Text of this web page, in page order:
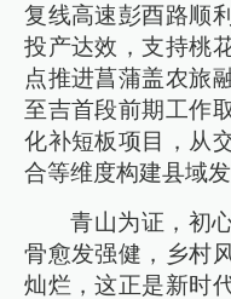
复线高速彭酉路顺
投产达效，支持桃
点推进菖蒲盖农旅
至吉首段前期工作
化补短板项目，从
合等维度构建县域发
青山为证，初
骨愈发强健，乡村
灿烂，这正是新时